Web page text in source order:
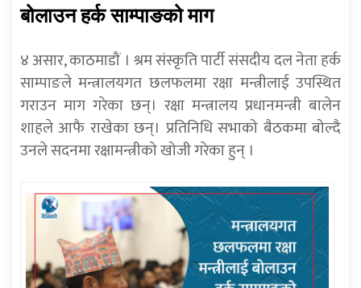
बोलाउन हर्क साम्पाङको माग
४ असार, काठमाडौं । श्रम संस्कृति पार्टी संसदीय दल नेता हर्क
साम्पाङले मन्त्रालयगत छलफलमा रक्षा मन्त्रीलाई उपस्थित
गराउन माग गरेका छन्। रक्षा मन्त्रालय प्रधानमन्त्री बालेन
शाहले आफै राखेका छन्। प्रतिनिधि सभाको बैठकमा बोल्दै
उनले सदनमा रक्षामन्त्रीको खोजी गरेका हुन् ।